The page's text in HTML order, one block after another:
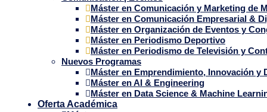
Máster en Comunicación y Marketing de
Máster en Comunicación Empresarial &
Máster en Organización de Eventos y
Máster en Periodismo Deportivo
Máster en Periodismo de Televisión y
Nuevos Programas
Máster en Emprendimiento, Innovación y
Máster en AI & Engineering
Máster en Data Science & Machine
Oferta Académica